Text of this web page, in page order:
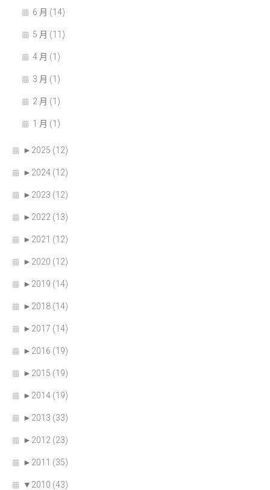
6 月 (14)
5 月 (11)
4 月 (1)
3 月 (1)
2 月 (1)
1 月 (1)
► 2025 (12)
► 2024 (12)
► 2023 (12)
► 2022 (13)
► 2021 (12)
► 2020 (12)
► 2019 (14)
► 2018 (14)
► 2017 (14)
► 2016 (19)
► 2015 (19)
► 2014 (19)
► 2013 (33)
► 2012 (23)
► 2011 (35)
▼ 2010 (43)